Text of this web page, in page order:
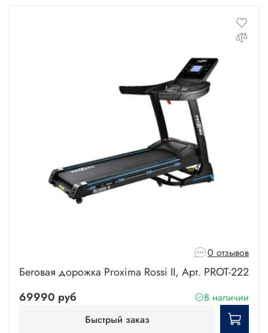
0 отзывов
Беговая дорожка Proxima Rossi II, Арт. PROT-222
69990 руб
В наличии
Быстрый заказ